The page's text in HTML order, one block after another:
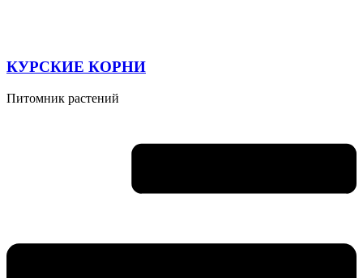
КУРСКИЕ КОРНИ
Питомник растений